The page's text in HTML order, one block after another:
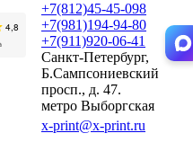
+7(812)45-45-098
+7(981)194-94-80
+7(911)920-06-41
Санкт-Петербург,
Б.Сампсониевский
просп., д. 47.
метро Выборгская
x-print@x-print.ru